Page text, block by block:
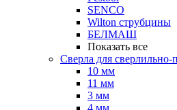
SENCO
Wilton струбцины
БЕЛМАШ
Показать все
Сверла для сверлильно-
10 мм
11 мм
3 мм